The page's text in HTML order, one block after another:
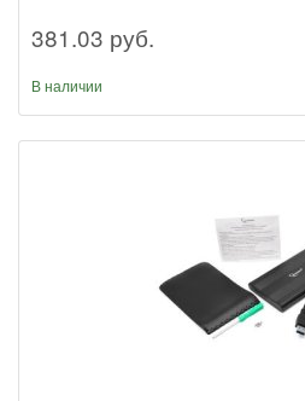
381.03 руб.
В наличии